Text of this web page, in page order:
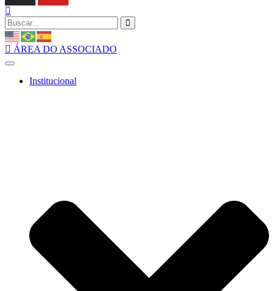
ÁREA DO ASSOCIADO
Institucional